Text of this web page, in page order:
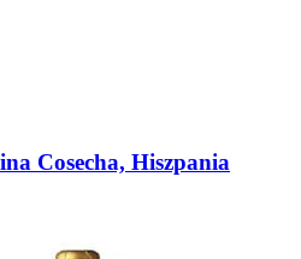
Cosecha, Hiszpania